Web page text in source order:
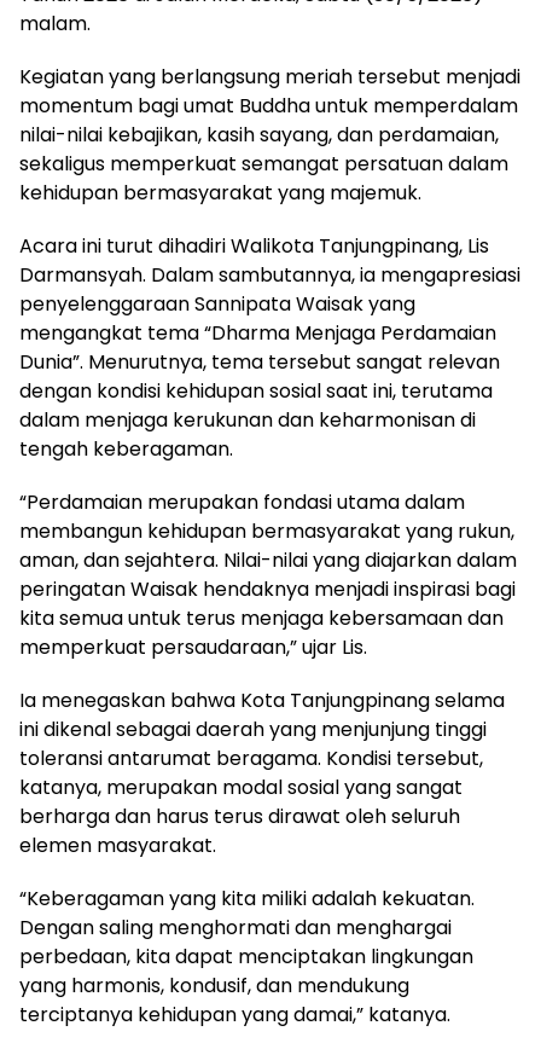
malam.
Kegiatan yang berlangsung meriah tersebut menjadi
momentum bagi umat Buddha untuk memperdalam
nilai-nilai kebajikan, kasih sayang, dan perdamaian,
sekaligus memperkuat semangat persatuan dalam
kehidupan bermasyarakat yang majemuk.
Acara ini turut dihadiri Walikota Tanjungpinang, Lis
Darmansyah. Dalam sambutannya, ia mengapresiasi
penyelenggaraan Sannipata Waisak yang
mengangkat tema “Dharma Menjaga Perdamaian
Dunia”. Menurutnya, tema tersebut sangat relevan
dengan kondisi kehidupan sosial saat ini, terutama
dalam menjaga kerukunan dan keharmonisan di
tengah keberagaman.
“Perdamaian merupakan fondasi utama dalam
membangun kehidupan bermasyarakat yang rukun,
aman, dan sejahtera. Nilai-nilai yang diajarkan dalam
peringatan Waisak hendaknya menjadi inspirasi bagi
kita semua untuk terus menjaga kebersamaan dan
memperkuat persaudaraan,” ujar Lis.
Ia menegaskan bahwa Kota Tanjungpinang selama
ini dikenal sebagai daerah yang menjunjung tinggi
toleransi antarumat beragama. Kondisi tersebut,
katanya, merupakan modal sosial yang sangat
berharga dan harus terus dirawat oleh seluruh
elemen masyarakat.
“Keberagaman yang kita miliki adalah kekuatan.
Dengan saling menghormati dan menghargai
perbedaan, kita dapat menciptakan lingkungan
yang harmonis, kondusif, dan mendukung
terciptanya kehidupan yang damai,” katanya.